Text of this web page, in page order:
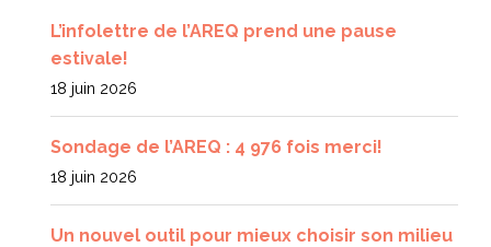
L’infolettre de l’AREQ prend une pause
estivale!
18 juin 2026
Sondage de l’AREQ : 4 976 fois merci!
18 juin 2026
Un nouvel outil pour mieux choisir son milieu